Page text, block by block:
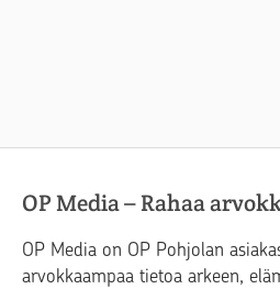
OP Media – Rahaa
OP Media on OP Pohjolan
arvokkaampaa tietoa arkeen,